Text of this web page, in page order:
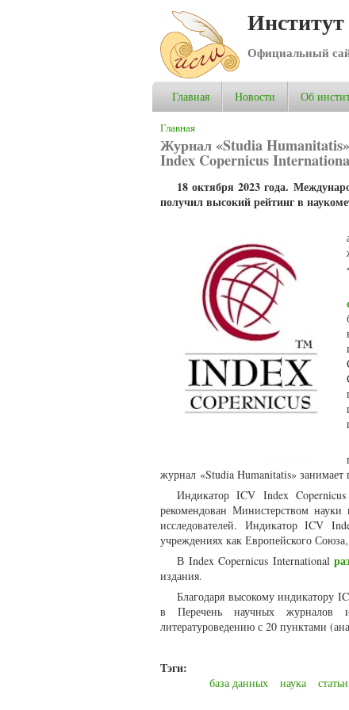
Официальный
Главная Новости Об
Вы здесь
Главная
Журнал «Studia
Index Copernicus
18 октября 2023 года.
получил высокий рейтинг в
журнал «Studia Humanitatis»
Индикатор ICV Index
рекомендован Министерством
исследователей. Индикатор ICV
учреждениях как Европейского
В Index Copernicus International
издания.
Благодаря высокому индикатору
в Перечень научных журналов
литературоведению с 20 пунктами
Тэги:
база данных наука статьи